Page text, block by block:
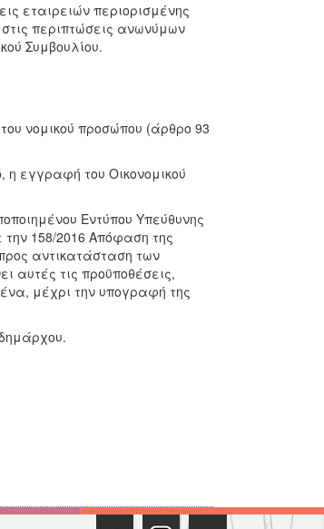
εταιρειών περιορισμένης
περιπτώσεις ανωνύμων
Συμβουλίου.
νομικού προσώπου (άρθρο 93
η εγγραφή του Οικονομικού
Εντύπου Υπεύθυνης
158/2016 Απόφαση της
αντικατάσταση των
αυτές τις προϋποθέσεις,
μέχρι την υπογραφή της